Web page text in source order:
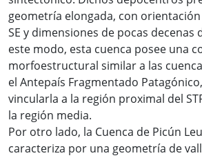
geometría elongada, con orientación
SE y dimensiones de pocas decenas
este modo, esta cuenca posee una
morfoestructural similar a las
el Antepaís Fragmentado
vincularla a la región proximal del
la región media.
Por otro lado, la Cuenca de Picún
caracteriza por una geometría de